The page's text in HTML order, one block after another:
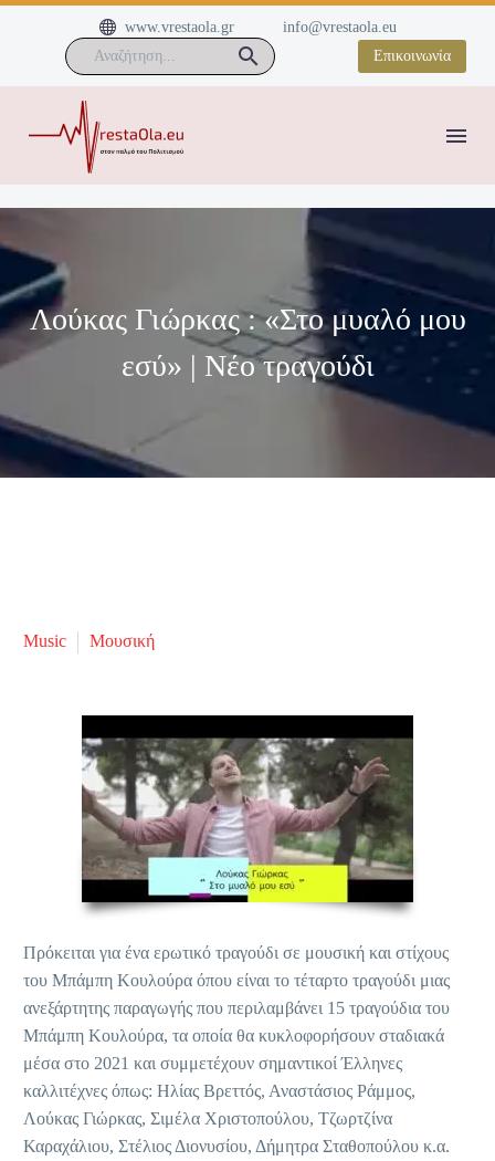

 www.vrestaola.gr
info@vrestaola.eu
Επικοινωνία
Λούκας Γιώρκας : «Στο μυαλό μου
εσύ» | Nέο τραγούδι
Music Μουσική
Πρόκειται για ένα ερωτικό τραγούδι σε μουσική και στίχους
του Μπάμπη Κουλούρα όπου είναι το τέταρτο τραγούδι μιας
ανεξάρτητης παραγωγής που περιλαμβάνει 15 τραγούδια του
Μπάμπη Κουλούρα, τα οποία θα κυκλοφορήσουν σταδιακά
μέσα στο 2021 και συμμετέχουν σημαντικοί Έλληνες
καλλιτέχνες όπως: Ηλίας Βρεττός, Αναστάσιος Ράμμος,
Λούκας Γιώρκας, Σιμέλα Χριστοπούλου, Τζωρτζίνα
Καραχάλιου, Στέλιος Διονυσίου, Δήμητρα Σταθοπούλου κ.α.